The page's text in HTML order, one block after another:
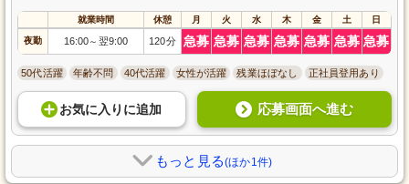
就業時間 休憩 月 火 水 木 金 土 日
夜勤 16:00～ 翌9:00 120分 急募 急募 急募 急募 急募 急募 急募
50代活躍 年齢不問 40代活躍 女性が活躍 残業ほぼなし 正社員登用あり
お気に入り に追加 応募画面へ進む
もっと見る(ほか1件)